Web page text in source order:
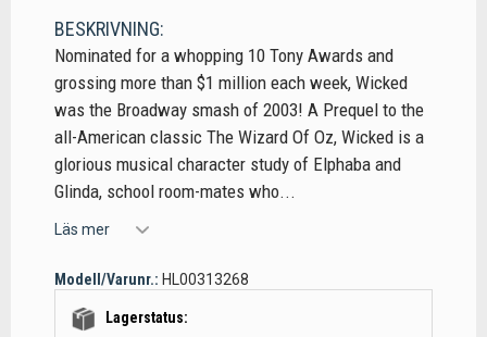
BESKRIVNING:
Nominated for a whopping 10 Tony Awards and
grossing more than $1 million each week, Wicked
was the Broadway smash of 2003! A Prequel to the
all-American classic The Wizard Of Oz, Wicked is a
glorious musical character study of Elphaba and
Glinda, school room-mates who...
Läs mer
Modell/Varunr.: HL00313268
Lagerstatus: